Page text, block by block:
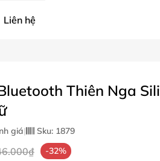
Liên hệ
Thiên Nga
giá| Sku: 1879
-32%